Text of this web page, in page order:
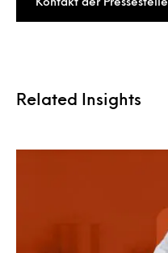
Related Insights